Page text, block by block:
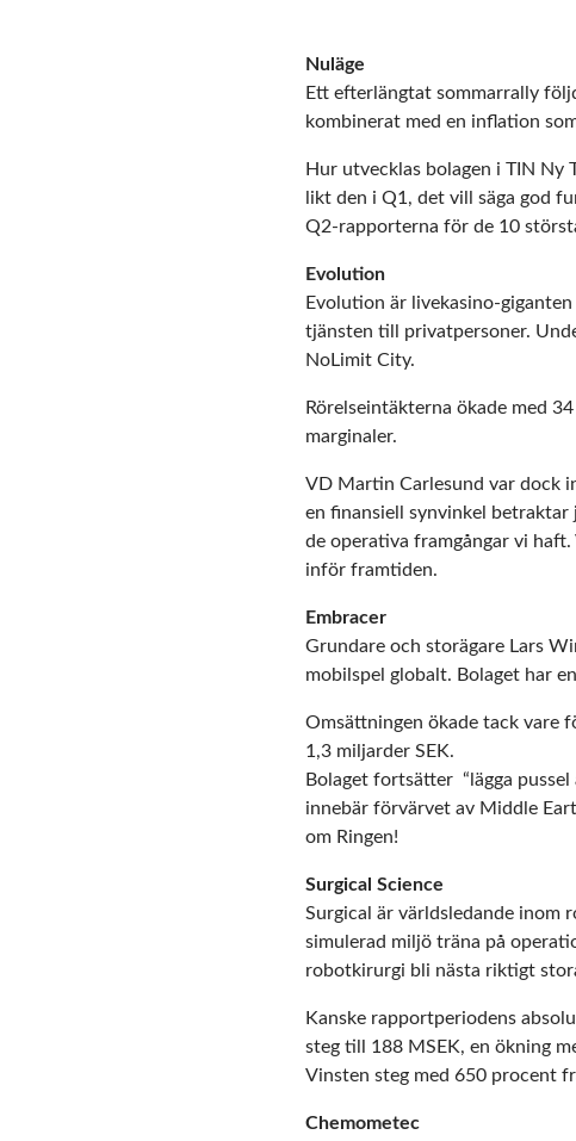
Nuläge
Ett efterlängtat sommarrally
kombinerat med en inflation
Hur utvecklas bolagen i TIN Ny
likt den i Q1, det vill säga god
Q2-rapporterna för de 10
Evolution
Evolution är livekasino-
tjänsten till privatpersoner.
NoLimit City.
Rörelseintäkterna ökade med
marginaler.
VD Martin Carlesund var dock
en finansiell synvinkel
de operativa framgångar vi
inför framtiden.
Embracer
Grundare och storägare Lars
mobilspel globalt. Bolaget har
Omsättningen ökade tack vare
1,3 miljarder SEK.
Bolaget fortsätter “lägga
innebär förvärvet av Middle
om Ringen!
Surgical Science
Surgical är världsledande inom
simulerad miljö träna på
robotkirurgi bli nästa riktigt
Kanske rapportperiodens
steg till 188 MSEK, en ökning
Vinsten steg med 650 procent
Chemometec